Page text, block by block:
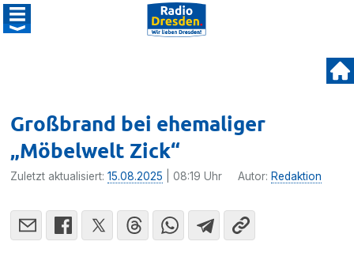
Großbrand bei ehemaliger
„Möbelwelt Zick“
Zuletzt aktualisiert:15.08.2025 | 08:19 Uhr Autor: Redaktion